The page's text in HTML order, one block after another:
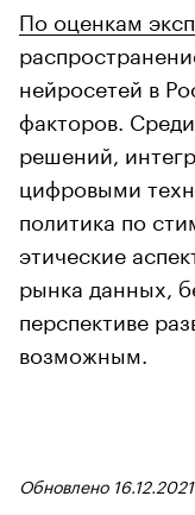
По оценкам
нейросетей в
факторов.
решений,
цифровыми
политика по
этические
рынка данных,
перспективе
возможным.
Обновлено 16.12.2021